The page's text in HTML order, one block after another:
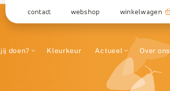
contact webshop winkelwagen
doen? Kleurkeur Actueel Over ons